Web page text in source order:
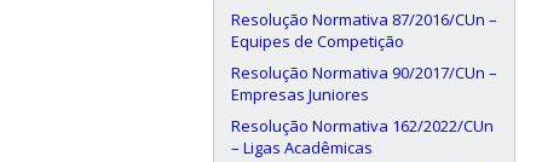
Resolução Normativa 87/2016/CUn –
Equipes de Competição
Resolução Normativa 90/2017/CUn –
Empresas Juniores
Resolução Normativa 162/2022/CUn
– Ligas Acadêmicas